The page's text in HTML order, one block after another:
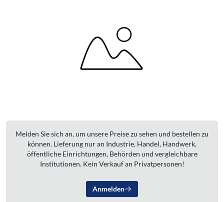
Melden Sie sich an, um unsere Preise zu sehen und bestellen zu
können. Lieferung nur an Industrie, Handel, Handwerk,
öffentliche Einrichtungen, Behörden und vergleichbare
Institutionen. Kein Verkauf an Privatpersonen!
Anmelden